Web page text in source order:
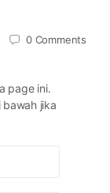
0 Comments
page ini.
jika